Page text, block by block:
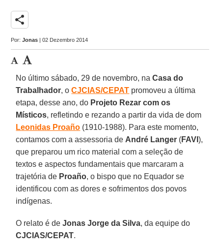
share
Por:Jonas | 02 Dezembro 2014
No último sábado, 29 de novembro, naCasa do
Trabalhador, oCJCIAS/CEPAT promoveu a última
etapa, desse ano, do Projeto Rezar com os
Místicos, refletindo e rezando a partir da vida de dom
Leonidas Proaño (1910-1988). Para este momento,
contamos com a assessoria de André Langer (FAVI),
que preparou um rico material com a seleção de
textos e aspectos fundamentais que marcaram a
trajetória de Proaño, o bispo que no Equador se
identificou com as dores e sofrimentos dos povos
indígenas.
O relato é deJonas Jorge da Silva, da equipe do
CJCIAS/CEPAT.